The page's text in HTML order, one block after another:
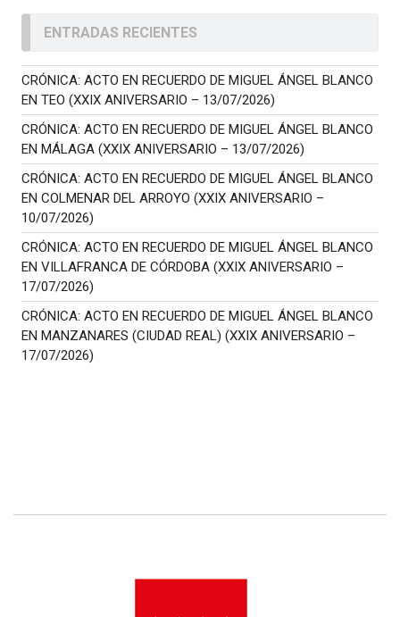
ENTRADAS RECIENTES
CRÓNICA: ACTO EN RECUERDO DE MIGUEL ÁNGEL BLANCO
EN TEO (XXIX ANIVERSARIO – 13/07/2026)
CRÓNICA: ACTO EN RECUERDO DE MIGUEL ÁNGEL BLANCO
EN MÁLAGA (XXIX ANIVERSARIO – 13/07/2026)
CRÓNICA: ACTO EN RECUERDO DE MIGUEL ÁNGEL BLANCO
EN COLMENAR DEL ARROYO (XXIX ANIVERSARIO –
10/07/2026)
CRÓNICA: ACTO EN RECUERDO DE MIGUEL ÁNGEL BLANCO
EN VILLAFRANCA DE CÓRDOBA (XXIX ANIVERSARIO –
17/07/2026)
CRÓNICA: ACTO EN RECUERDO DE MIGUEL ÁNGEL BLANCO
EN MANZANARES (CIUDAD REAL) (XXIX ANIVERSARIO –
17/07/2026)